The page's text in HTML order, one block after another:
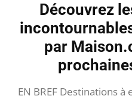
Découvrez
par
EN BREF Destinations